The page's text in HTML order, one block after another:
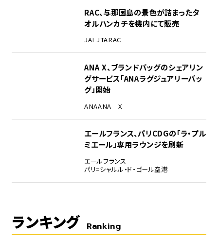
RAC、与那国島の景色が詰まったタ
オルハンカチを機内にて販売
JALJTARAC
ANA X、ブランドバッグのシェアリン
グサービス「ANAラグジュアリーバッ
グ」開始
ANAANA X
エールフランス、パリCDGの「ラ・プル
ミエール」専用ラウンジを刷新
エールフランス
パリ=シャルル・ド・ゴール空港
ランキング Ranking